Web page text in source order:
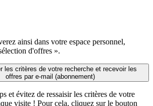
ainsi dans votre espace personnel,
d'offres ».
les critères de votre recherche et recevoir les
offres par e-mail (abonnement)
et évitez de ressaisir les critères de votre
visite ! Pour cela, cliquez sur le bouton